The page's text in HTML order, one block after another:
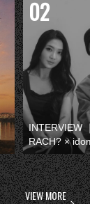
INTERVIEW ｜
RACH? ×
VIEW MORE